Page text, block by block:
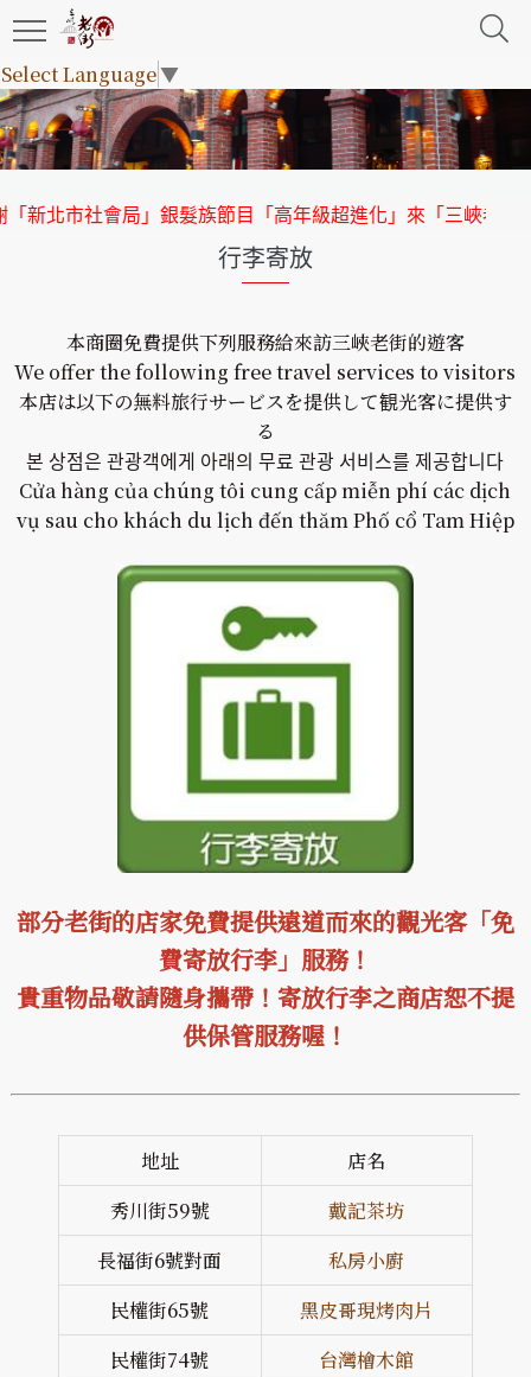
Select Language▼
北市社會局」銀髮族節目「高年級超進化」來「三峽老街」
行李寄放
本商圈免費提供下列服務給來訪三峽老街的遊客
We offer the following free travel services to visitors
本店は以下の無料旅行サービスを提供して観光客に提供す
る
본 상점은 관광객에게 아래의 무료 관광 서비스를 제공합니다
Cửa hàng của chúng tôi cung cấp miễn phí các dịch
vụ sau cho khách du lịch đến thăm Phố cổ Tam Hiệp
部分老街的店家免費提供遠道而來的觀光客「免
費寄放行李」服務！
貴重物品敬請隨身攜帶！寄放行李之商店恕不提
供保管服務喔！
地址
店名
秀川街59號
戴記茶坊
長福街6號對面
私房小廚
民權街65號
黑皮哥現烤肉片
民權街74號
台灣檜木館